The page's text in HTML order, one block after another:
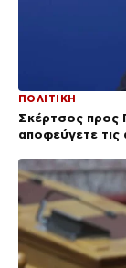
ΠΟΛΙΤΙΚΗ
Σκέρτσος
αποφεύγετε τις